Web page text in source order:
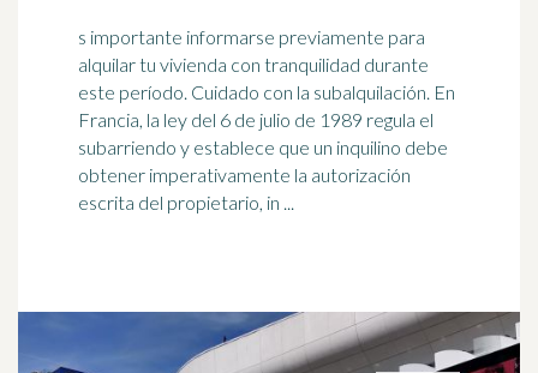
s importante informarse previamente para
alquilar tu vivienda con tranquilidad durante
este período. Cuidado con la subalquilación. En
Francia, la ley del 6 de julio de 1989 regula el
subarriendo y establece que un inquilino debe
obtener imperativamente la autorización
escrita del propietario, in ...